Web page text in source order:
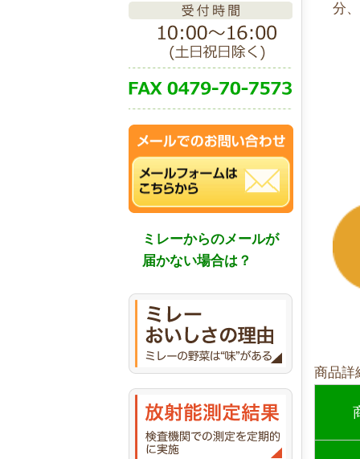
ミレーからのメールが
届かない場合は？
分
商品詳